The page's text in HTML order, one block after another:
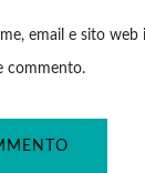
email e sito
commento.